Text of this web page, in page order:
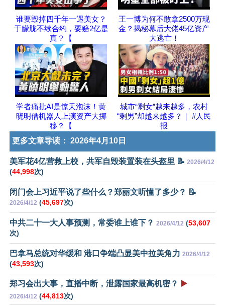
谁要毁掉四千年一遇美女？
于朦胧不续合约，要赔2亿是
真？【
王一博为何不敢拿2500万现
金？揭秘幕后大佬45亿资产
大逃亡！
学者痛批AI是惊天泡沫！黄
晓明借机器人上演资产大挪
移？【
城市“剩女”越来越多，农村
“剩男”却越来越多？｜ #人民
报
更多文章导读： 2026年4月10日
美军花4亿营救上校，共军自毁装置装在头盔里 📝 2026/4/12
(44,998次)
闭门会上习近平说了些什么？郑丽文听懂了多少？ 📝
2026/4/12 (45,697次)
中共二十一大人事预测，常委谁上谁下？ 2026/4/12 (53,607
次)
巴拿马总统对华缓和 港口争端凸显美中拉美角力 2026/4/12
(43,593次)
郑习会出大事，直播中断，泄露国家最高机密？ ▶️
2026/4/12 (44,813次)